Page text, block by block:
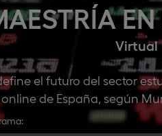
Virtual
el futuro del sector
online de España, según